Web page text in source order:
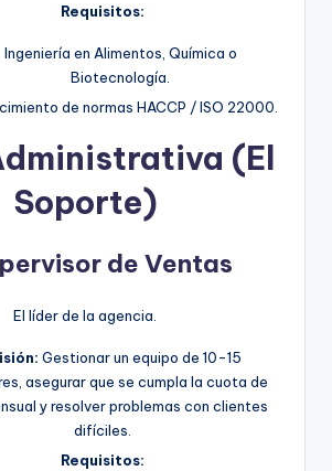
Requisitos:
Ingeniería en Alimentos, Química o
Biotecnología.
de normas HACCP / ISO 22000.
(El
Soporte)
de Ventas
El líder de la agencia.
Gestionar un equipo de 10-15
asegurar que se cumpla la cuota de
y resolver problemas con clientes
difíciles.
Requisitos: